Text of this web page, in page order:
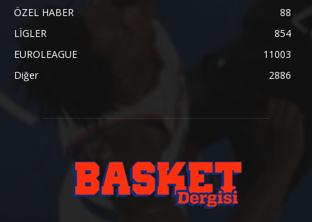
ÖZEL HABER
88
LİGLER
854
EUROLEAGUE
11003
Diğer
2886